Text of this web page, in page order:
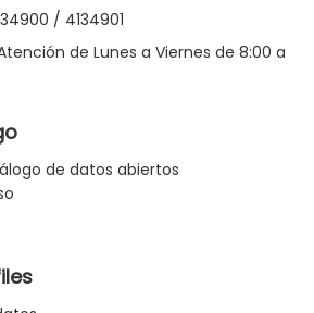
/ 4134901
de Lunes a Viernes de 8:00 a
de datos abiertos